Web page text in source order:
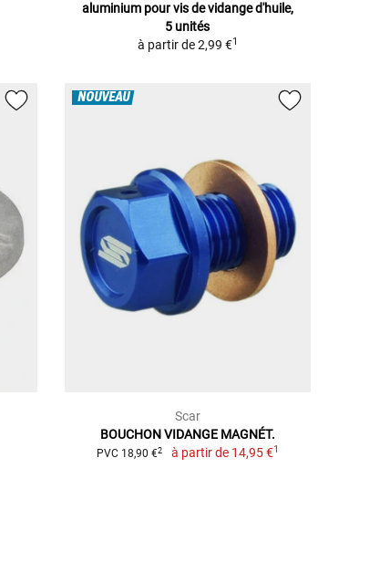
aluminium pour vis de vidange d'huile,
5 unités
à partir de2,99 €1
NOUVEAU
Scar
BOUCHON VIDANGE MAGNÉT.
PVC 18,90 €2 à partir de 14,95 €1